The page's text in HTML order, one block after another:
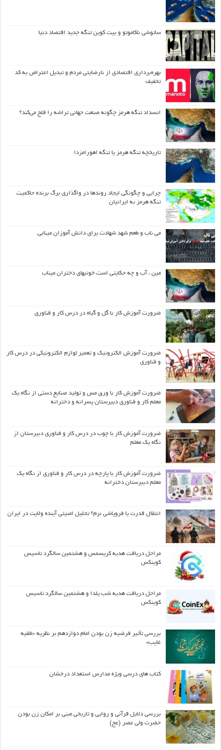
ساتوشی ناکاموتو و بیت کوین تنگه جدید اقتصاد دنیا
بهره‌برداری اقتصادی از نارضایتی مردم و تبدیل اعتراض به کد
تخفیف
انسداد تنگه هرمز چگونه صنعت جهانی تراشه را فلج می‌کند؟
تاریخچه تنگه هرمز یا تنگه اهورامزدا
چرایی و چگونگی ایجاد روندها در واگذاری برگ برنده حاکمیت
تنگه هرمز به ایرانیان
می ناب و طعم شهد شهادت برای دانش آموزان مینابی
مین ، آب و چه حکایتی است خونبهای دختران میناب
ضرورت آموزش کار با گل و گیاه در درس کار و فناوری
ضرورت آموزش الکترونیک و تعمیر لوازم الکترونیکی در درس کار
و فناوری
ضرورت آموزش کار با ورق مس و تولید صنایع دستی از نگاه یک
معلم کار و فناوری دبیرستان پسرانه و دخترانه
ضرورت آموزش کار با چوب در درس کار و فناوری دبیرستان از
نگاه یک معلم
ضرورت آموزش کار با پارچه در درس کار و فناوری از نگاه یک
معلم دبیرستان دخترانه
انتقال قدرت یا فروپاشی نرم؟ تحلیل امنیتی آینده ولایت در ایران
مراحل دریافت هدیه کریسمس و هشتمین سالگرد تاسیس
کوینکس
مراحل دریافت هدیه شب یلدا و هشتمین سالگرد تاسیس
کوینکس
بررسی تأثیر فرضیه زن بودن امام دوازدهم بر نظریه «فقیه
غایب»
کتاب های درسی ویژه مدارس استعداد درخشان
بررسی دلایل قرآنی و روایی و تاریخی مبنی بر امکان زن بودن
حضرت ولی عصر (عج)